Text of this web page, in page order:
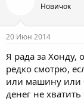
:
Новичок
20 Июн 2014
Я рада за Хонду,
редко смотрю,
или машину или
денег не хватить